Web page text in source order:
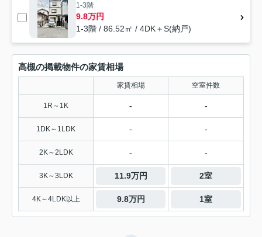
1-3階
9.8万円
1-3階 / 86.52㎡ / 4DK＋S(納戸)
高槻の掲載物件の家賃相場
家賃相場 空室件数
1R～1K - -
1DK～1LDK - -
2K～2LDK - -
3K～3LDK 11.9万円 2室
4K～4LDK以上 9.8万円 1室